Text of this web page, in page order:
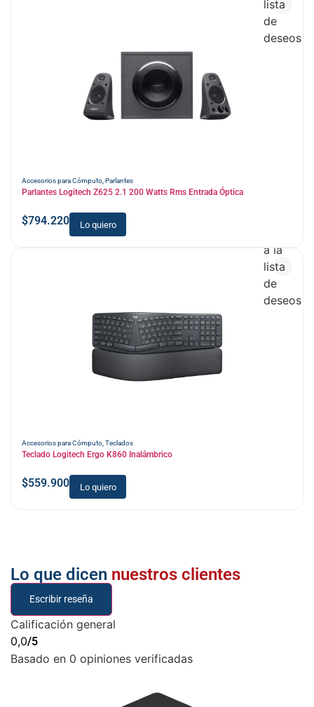
Accesorios para Cómputo, Parlantes
Parlantes Logitech Z625 2.1 200 Watts Rms Entrada Óptica
$794.220 Lo quiero
lista
de
deseos
Accesorios para Cómputo,Teclados
Teclado Logitech Ergo K860 Inalámbrico
$559.900 Lo quiero
a la
lista
de
deseos
Lo que dicen nuestros clientes
Escribir reseña
Calificación general
0,0/5
Basado en 0 opiniones verificadas